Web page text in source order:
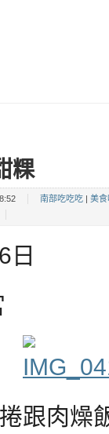
粿
南部吃吃吃
美食
日
跟肉燥